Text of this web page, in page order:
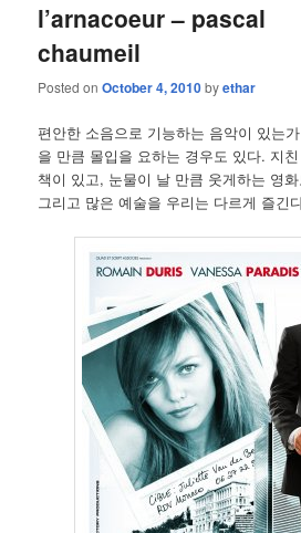
l’arnacoeur – pascal
chaumeil
Posted onOctober 4, 2010byethar
편안한 소음으로 기능하는 음악이 있는
을 만큼 몰입을 요하는 경우도 있다. 지
책이 있고, 눈물이 날 만큼 웃게하는 영
그리고 많은 예술을 우리는 다르게 즐긴